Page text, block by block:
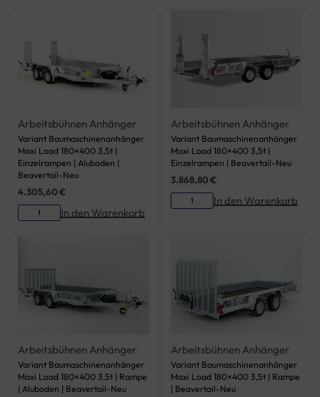
Arbeitsbühnen Anhänger
Variant Baumaschinenanhänger
Maxi Load 180×400 3,5t |
Einzelrampen | Aluboden |
Beavertail-Neu
4.305,60€
In den Warenkorb
Arbeitsbühnen Anhänger
Variant Baumaschinenanhänger
Maxi Load 180×400 3,5t |
Einzelrampen | Beavertail-Neu
3.868,80€
In den Warenkorb
Arbeitsbühnen Anhänger
Variant Baumaschinenanhänger
Maxi Load 180×400 3,5t | Rampe
| Aluboden | Beavertail-Neu
Arbeitsbühnen Anhänger
Variant Baumaschinenanhänger
Maxi Load 180×400 3,5t | Rampe
| Beavertail-Neu